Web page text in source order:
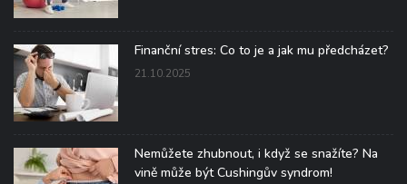
Finanční stres: Co to je a jak mu předcházet?
21.10.2025
Nemůžete zhubnout, i když se snažíte? Na
vině může být Cushingův syndrom!